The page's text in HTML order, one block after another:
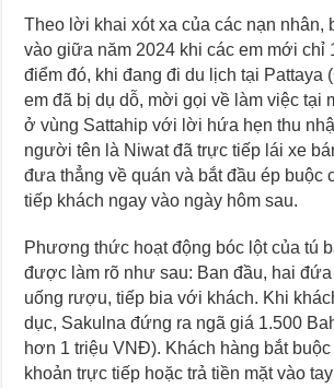
Theo lời khai xót xa của các nạn nhân,
vào giữa năm 2024 khi các em mới chỉ
điểm đó, khi đang đi du lịch tại Pattaya
em đã bị dụ dỗ, mời gọi về làm việc tại
ở vùng Sattahip với lời hứa hẹn thu
người tên là Niwat đã trực tiếp lái xe
đưa thẳng về quán và bắt đầu ép buộc
tiếp khách ngay vào ngày hôm sau.
Phương thức hoạt động bóc lột của tú
được làm rõ như sau: Ban đầu, hai đứa
uống rượu, tiếp bia với khách. Khi
dục, Sakulna đứng ra ngã giá 1.500
hơn 1 triệu VNĐ). Khách hàng bắt
khoản trực tiếp hoặc trả tiền mặt vào